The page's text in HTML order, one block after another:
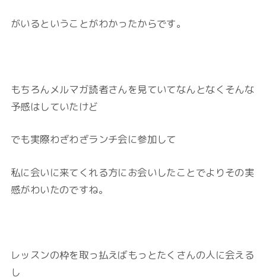
がいるということがわかったからです。
もちろんメルマガ読者さんを見ていてなんとなくそんな
予感はしていたけど
でも実際わざわざランチ会に参加して
私に会いに来てくれる方にお会いしたことでよりその実
感がわいたのですね。
レッスンの枠を取っ払えばもっとたくさんの人に会える
し